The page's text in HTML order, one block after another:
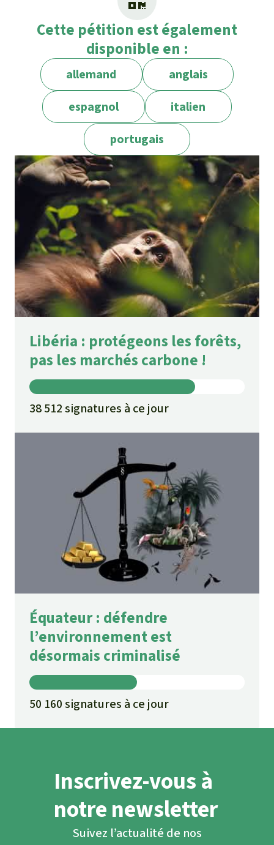
Cette pétition est également
disponible en :
allemand
anglais
espagnol
italien
portugais
Libéria : protégeons les forêts,
pas les marchés carbone !
38 512 signatures à ce jour
Équateur : défendre
l’environnement est
désormais criminalisé
50 160 signatures à ce jour
Inscrivez-vous à
notre newsletter
Suivez l’actualité de nos